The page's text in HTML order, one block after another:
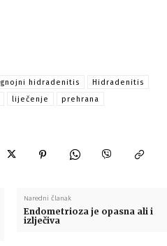
gnojni hidradenitis
Hidradenitis
liječenje
prehrana
Naredni članak
Endometrioza je opasna ali i
izlječiva